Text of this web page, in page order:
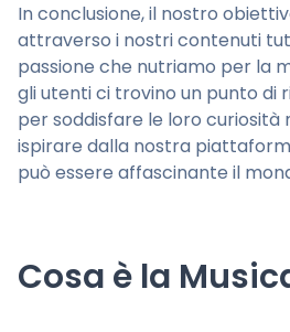
In conclusione, il nostro
attraverso i nostri contenuti
passione che nutriamo per la
gli utenti ci trovino un punto di
per soddisfare le loro curiosità
ispirare dalla nostra
può essere affascinante il
Cosa è la